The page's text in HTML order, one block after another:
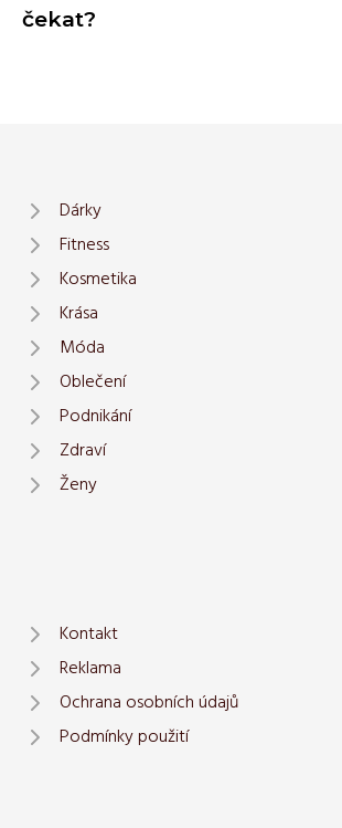
čekat?
Dárky
Fitness
Kosmetika
Krása
Móda
Oblečení
Podnikání
Zdraví
Ženy
Kontakt
Reklama
Ochrana osobních údajů
Podmínky použití